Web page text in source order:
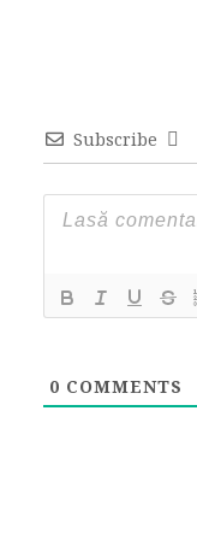
Subscribe
0 COMMENTS